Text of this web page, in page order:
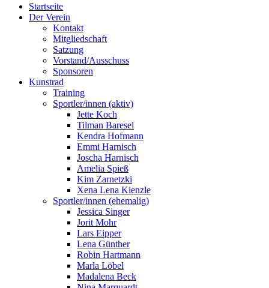
Startseite
Der Verein
Kontakt
Mitgliedschaft
Satzung
Vorstand/Ausschuss
Sponsoren
Kunstrad
Training
Sportler/innen (aktiv)
Jette Koch
Tilman Baresel
Kendra Hofmann
Emmi Harnisch
Joscha Harnisch
Amelia Spieß
Kim Zarnetzki
Xena Lena Kienzle
Sportler/innen (ehemalig)
Jessica Singer
Jorit Mohr
Lars Eipper
Lena Günther
Robin Hartmann
Marla Löbel
Madalena Beck